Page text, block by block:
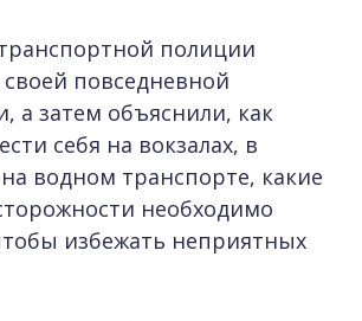
полиции
своей повседневной
а затем объяснили, как
себя на вокзалах, в
водном транспорте, какие
необходимо
избежать неприятных